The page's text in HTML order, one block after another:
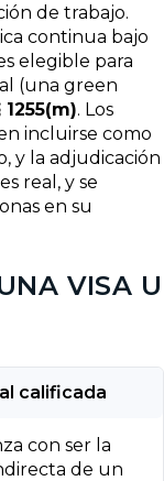
de trabajo.
continua bajo
elegible para
(una green
1255(m). Los
incluirse como
y la adjudicación
real, y se
en su
VISA U
calificada
con ser la
de un